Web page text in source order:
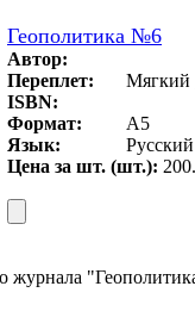
Геополитика №6
Автор:
Переплет:
Мягкий
ISBN:
Формат:
A5
Язык:
Русский
Цена за шт. (шт.):